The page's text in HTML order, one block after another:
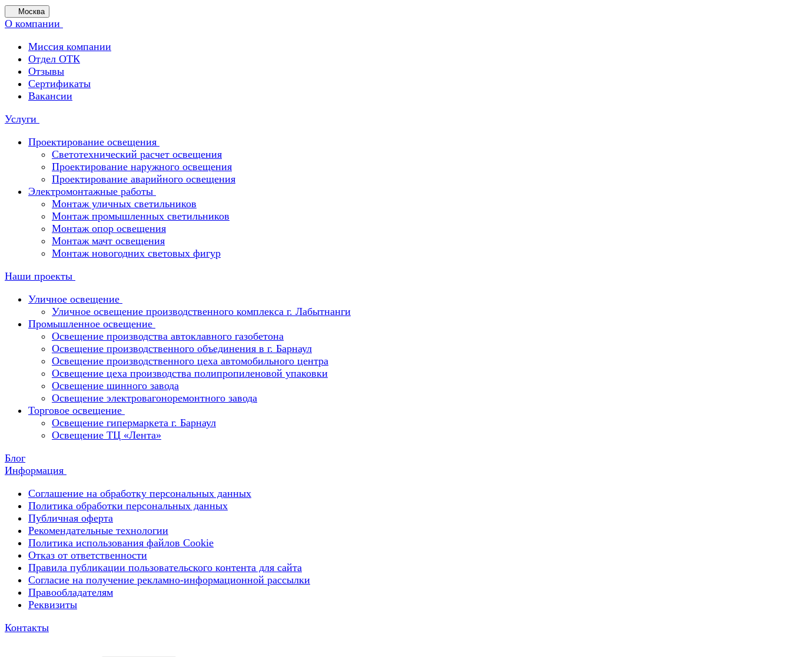
Москва
О компании
Миссия компании
Отдел ОТК
Отзывы
Сертификаты
Вакансии
Услуги
Проектирование освещения
Светотехнический расчет освещения
Проектирование наружного освещения
Проектирование аварийного освещения
Электромонтажные работы
Монтаж уличных светильников
Монтаж промышленных светильников
Монтаж опор освещения
Монтаж мачт освещения
Монтаж новогодних световых фигур
Наши проекты
Уличное освещение
Уличное освещение производственного комплекса г. Лабытнанги
Промышленное освещение
Освещение производства автоклавного газобетона
Освещение производственного объединения в г. Барнаул
Освещение производственного цеха автомобильного центра
Освещение цеха производства полипропиленовой упаковки
Освещение шинного завода
Освещение электровагоноремонтного завода
Торговое освещение
Освещение гипермаркета г. Барнаул
Освещение ТЦ «Лента»
Блог
Информация
Соглашение на обработку персональных данных
Политика обработки персональных данных
Публичная оферта
Рекомендательные технологии
Политика использования файлов Cookie
Отказ от ответственности
Правила публикации пользовательского контента для сайта
Согласие на получение рекламно-информационной рассылки
Правообладателям
Реквизиты
Контакты